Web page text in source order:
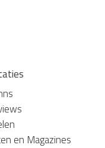
en Magazines